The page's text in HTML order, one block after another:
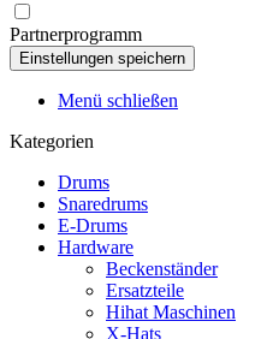
Partnerprogramm
Menü schließen
Kategorien
Drums
Snaredrums
E-Drums
Hardware
Beckenständer
Ersatzteile
Hihat Maschinen
X-Hats